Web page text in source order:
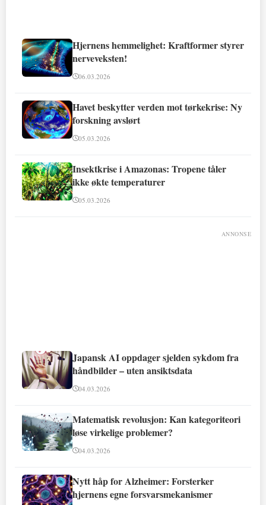
Hjernens hemmelighet: Kraftformer styrer
nerveveksten!
06.03.2026
Havet beskytter verden mot tørkekrise: Ny
forskning avslørt
05.03.2026
Insektkrise i Amazonas: Tropene tåler
ikke økte temperaturer
05.03.2026
ANNONSE
Japansk AI oppdager sjelden sykdom fra
håndbilder – uten ansiktsdata
04.03.2026
Matematisk revolusjon: Kan kategoriteori
løse virkelige problemer?
04.03.2026
Nytt håp for Alzheimer: Forsterker
hjernens egne forsvarsmekanismer